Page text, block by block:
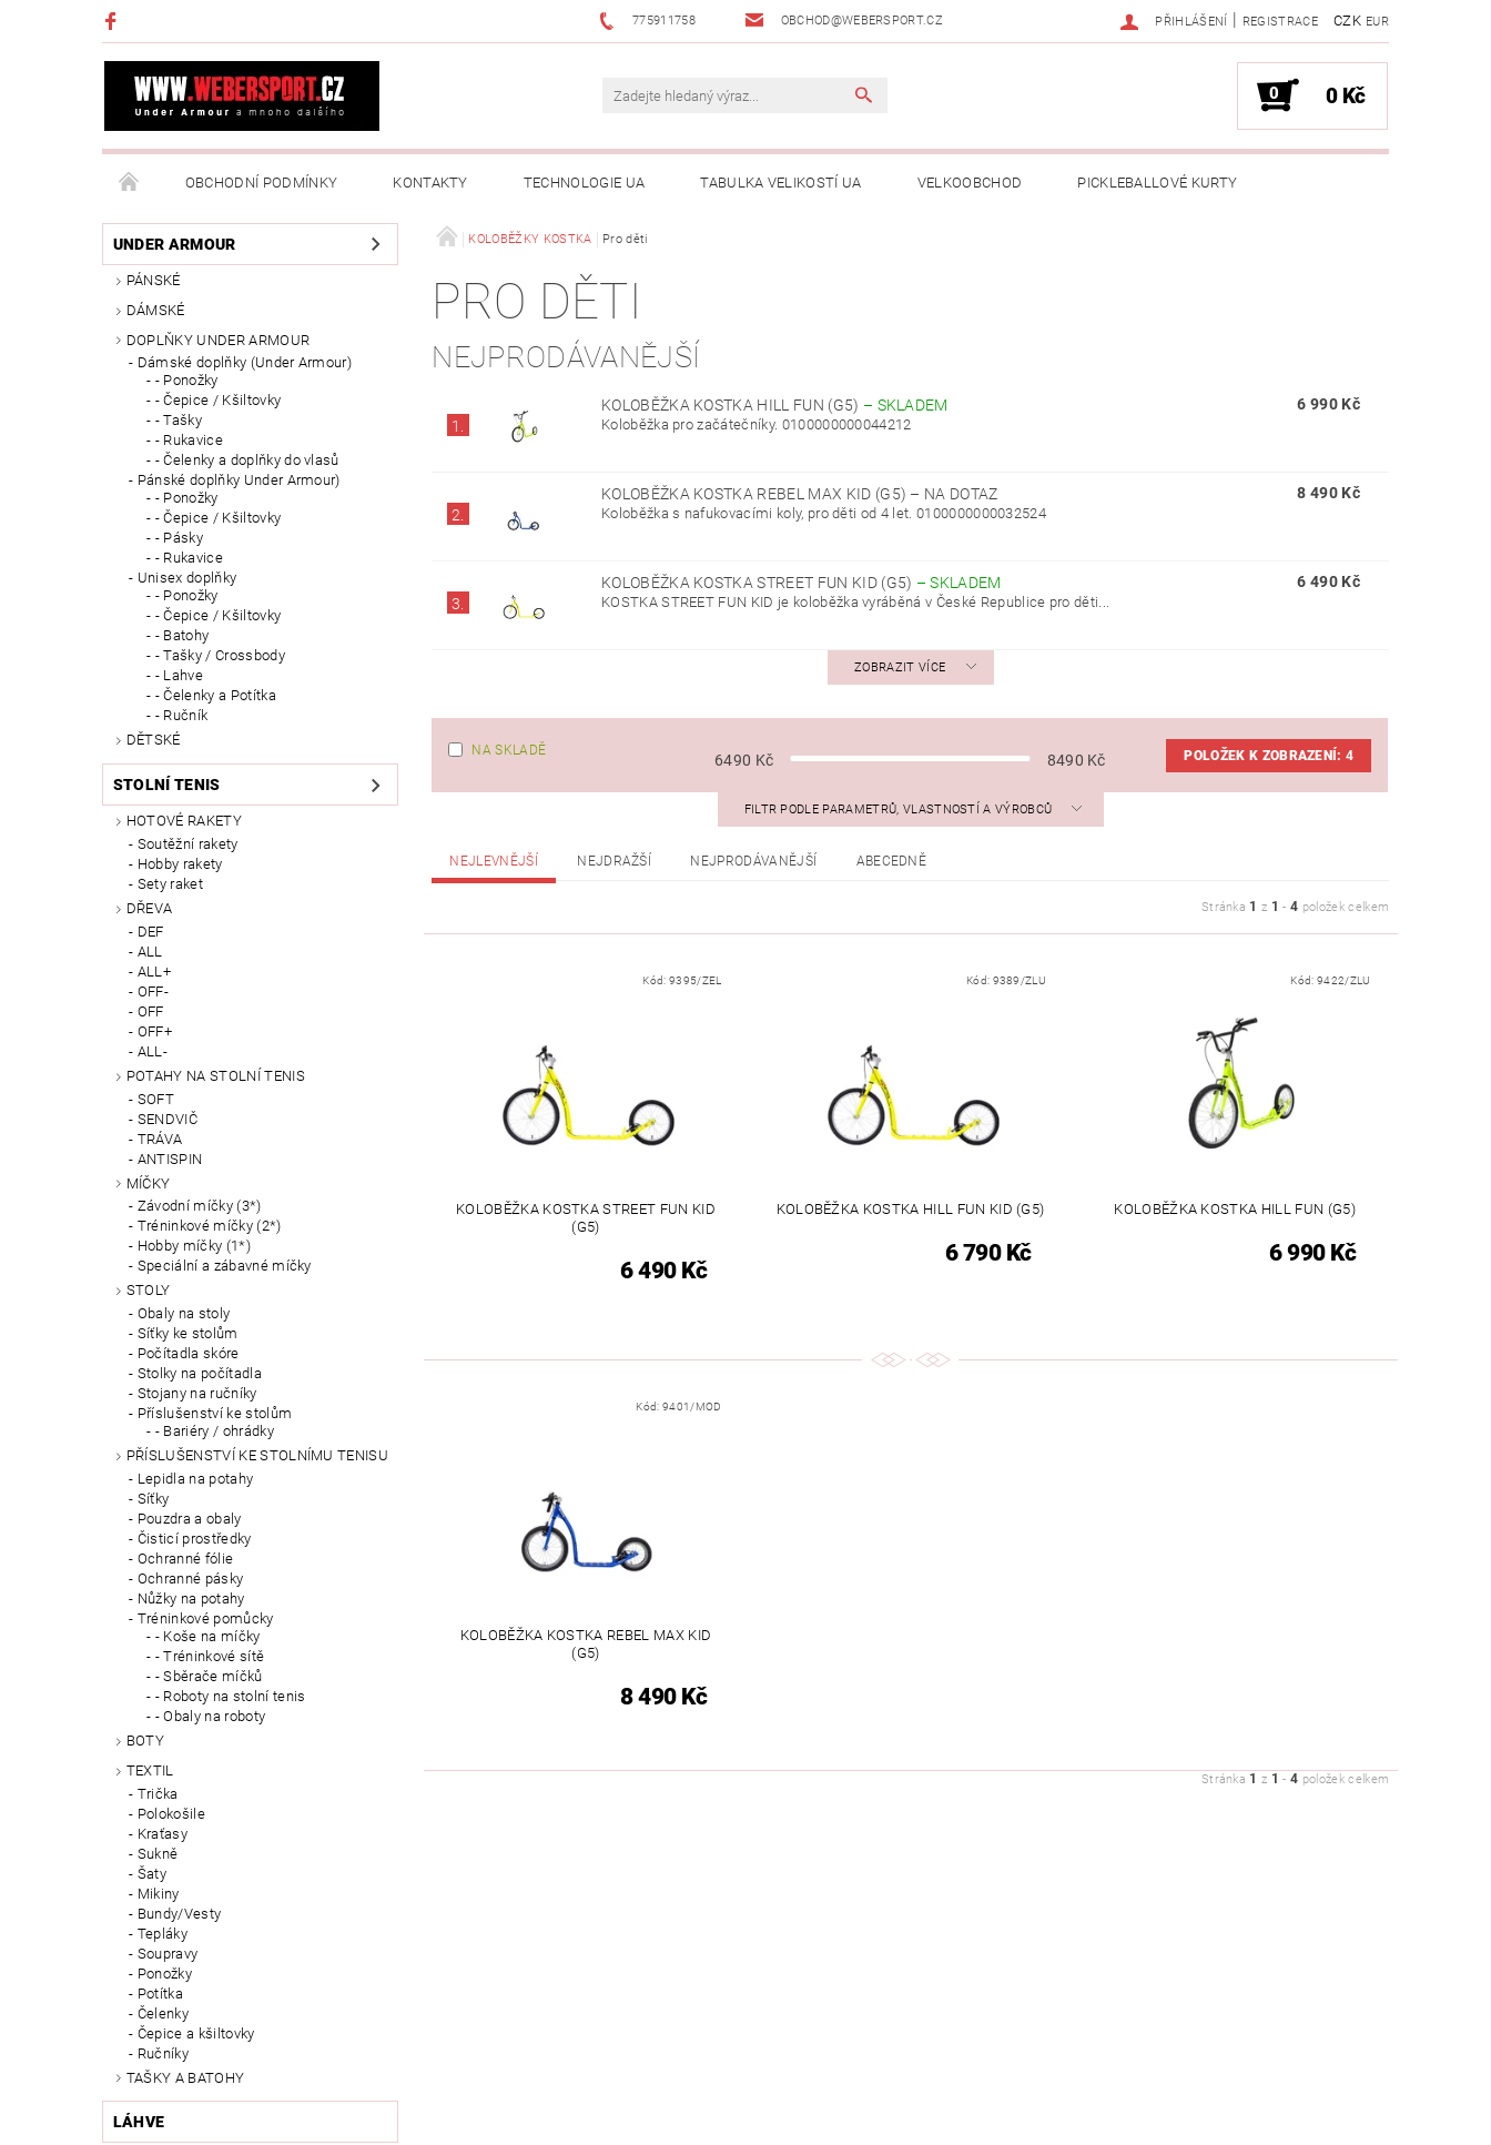
775911758 OBCHOD@WEBERSPORT.CZ CZK EUR
PŘIHLÁŠENÍ | REGISTRACE
0 0 Kč
OBCHODNÍ PODMÍNKY KONTAKTY TECHNOLOGIE UA TABULKA VELIKOSTÍ UA VELKOOBCHOD PICKLEBALLOVÉ KURTY
NAPIŠTE NÁM MOJE OBJEDNÁVKA
UNDER ARMOUR
PÁNSKÉ
DÁMSKÉ
DOPLŇKY UNDER ARMOUR
Dámské doplňky (Under Armour)
- Ponožky
- Čepice / Kšiltovky
- Tašky
- Rukavice
- Čelenky a doplňky do vlasů
Pánské doplňky Under Armour)
- Ponožky
- Čepice / Kšiltovky
- Pásky
- Rukavice
Unisex doplňky
- Ponožky
- Čepice / Kšiltovky
- Batohy
- Tašky / Crossbody
- Lahve
- Čelenky a Potítka
- Ručník
DĚTSKÉ
STOLNÍ TENIS
HOTOVÉ RAKETY
Soutěžní rakety
Hobby rakety
Sety raket
DŘEVA
DEF
ALL
ALL+
OFF-
OFF
OFF+
ALL-
POTAHY NA STOLNÍ TENIS
SOFT
SENDVIČ
TRÁVA
ANTISPIN
MÍČKY
Závodní míčky (3*)
Tréninkové míčky (2*)
Hobby míčky (1*)
Speciální a zábavné míčky
STOLY
Obaly na stoly
Síťky ke stolům
Počítadla skóre
Stolky na počítadla
Stojany na ručníky
Příslušenství ke stolům
- Bariéry / ohrádky
PŘÍSLUŠENSTVÍ KE STOLNÍMU TENISU
Lepidla na potahy
Síťky
Pouzdra a obaly
Čisticí prostředky
Ochranné fólie
Ochranné pásky
Nůžky na potahy
Tréninkové pomůcky
- Koše na míčky
- Tréninkové sítě
- Sběrače míčků
- Roboty na stolní tenis
- Obaly na roboty
BOTY
TEXTIL
Trička
Polokošile
Kraťasy
Sukně
Šaty
Mikiny
Bundy/Vesty
Tepláky
Soupravy
Ponožky
Potítka
Čelenky
Čepice a kšiltovky
Ručníky
TAŠKY A BATOHY
LÁHVE
KOLOBĚŽKY KOSTKA Pro děti
PRO DĚTI
NEJPRODÁVANĚJŠÍ
1.
KOLOBĚŽKA KOSTKA HILL FUN (G5) – SKLADEM
Koloběžka pro začátečníky. 0100000000044212
6 990 Kč
2.
KOLOBĚŽKA KOSTKA REBEL MAX KID (G5) – NA DOTAZ
Koloběžka s nafukovacími koly, pro děti od 4 let. 0100000000032524
8 490 Kč
3.
KOLOBĚŽKA KOSTKA STREET FUN KID (G5) –SKLADEM
KOSTKA STREET FUN KID je koloběžka vyráběná v České Republice pro děti...
6 490 Kč
ZOBRAZIT VÍCE
NA SKLADĚ
6490 Kč 8490 Kč POLOŽEK K ZOBRAZENÍ:4
FILTR PODLE PARAMETRŮ, VLASTNOSTÍ A VÝROBCŮ
NEJLEVNĚJŠÍ NEJDRAŽŠÍ NEJPRODÁVANĚJŠÍ ABECEDNĚ
Stránka 1 z 1 -4 položek celkem
Kód: 9395/ZEL
KOLOBĚŽKA KOSTKA STREET FUN KID
(G5)
6 490 Kč
Kód: 9389/ZLU
KOLOBĚŽKA KOSTKA HILL FUN KID (G5)
6 790 Kč
Kód:9422/ZLU
KOLOBĚŽKA KOSTKA HILL FUN (G5)
6 990 Kč
Kód: 9401/MOD
KOLOBĚŽKA KOSTKA REBEL MAX KID
(G5)
8 490 Kč
Stránka 1 z 1 -4 položek celkem